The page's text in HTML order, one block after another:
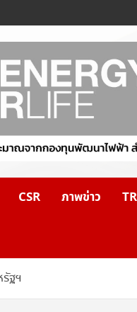
CSR ภาพข่าว
ฐฯ